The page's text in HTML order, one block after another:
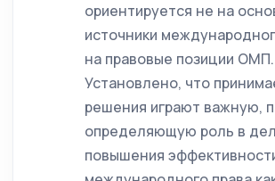
ориентируется не на
источники
на правовые позиции ОМП.
Установлено, что
решения играют важную,
определяющую роль в
повышения